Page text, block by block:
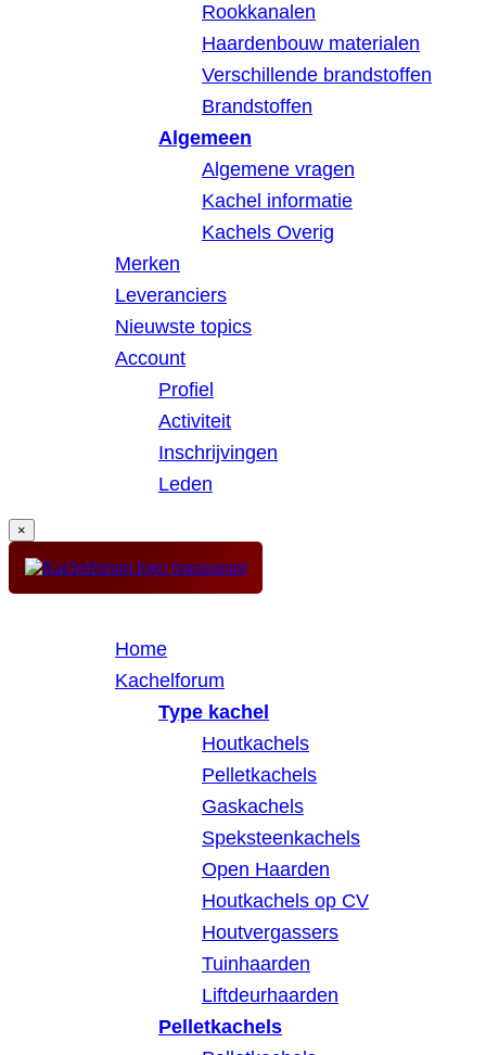
Rookkanalen
Haardenbouw materialen
Verschillende brandstoffen
Brandstoffen
Algemeen
Algemene vragen
Kachel informatie
Kachels Overig
Merken
Leveranciers
Nieuwste topics
Account
Profiel
Activiteit
Inschrijvingen
Leden
×
Home
Kachelforum
Type kachel
Houtkachels
Pelletkachels
Gaskachels
Speksteenkachels
Open Haarden
Houtkachels op CV
Houtvergassers
Tuinhaarden
Liftdeurhaarden
Pelletkachels